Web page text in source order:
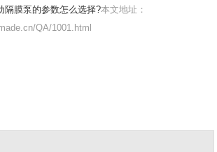
隔膜泵的参数怎么选择?本文地址：
QA/1001.html